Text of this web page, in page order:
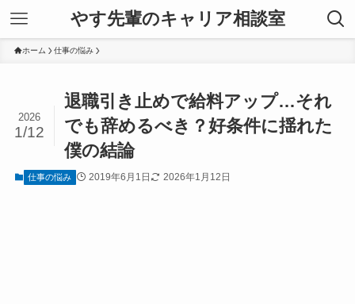
やす先輩のキャリア相談室
ホーム 仕事の悩み
退職引き止めで給料アップ…それ
でも辞めるべき？好条件に揺れた
僕の結論
2026
1/12
仕事の悩み 2019年6月1日 2026年1月12日